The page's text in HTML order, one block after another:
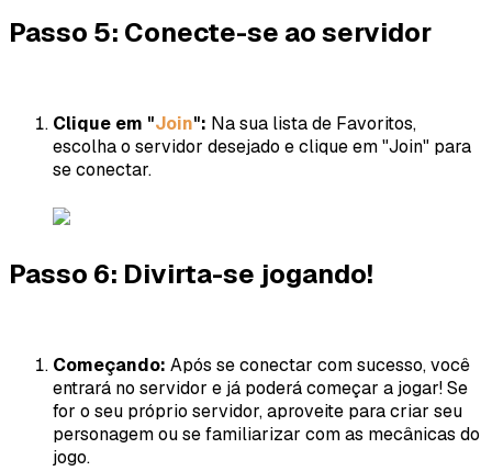
Passo 5: Conecte-se ao servidor
Clique em "Join": Na sua lista de Favoritos,
escolha o servidor desejado e clique em "Join" para
se conectar.
Passo 6: Divirta-se jogando!
Começando: Após se conectar com sucesso, você
entrará no servidor e já poderá começar a jogar! Se
for o seu próprio servidor, aproveite para criar seu
personagem ou se familiarizar com as mecânicas do
jogo.